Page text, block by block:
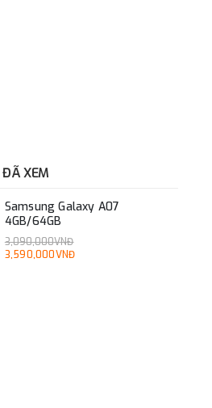
ĐÃ XEM
Samsung Galaxy A07
4GB/64GB
3,090,000VNĐ
3,590,000VNĐ